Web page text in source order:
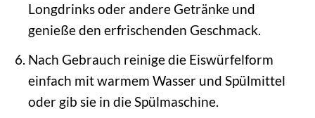
Longdrinks oder andere Getränke und
genieße den erfrischenden Geschmack.
Nach Gebrauch reinige die Eiswürfelform
einfach mit warmem Wasser und Spülmittel
oder gib sie in die Spülmaschine.